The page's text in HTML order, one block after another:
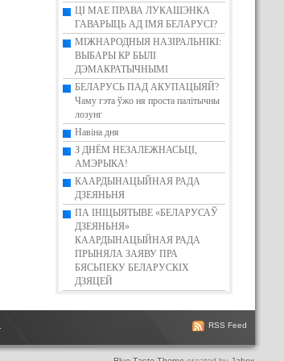
ЦІ МАЕ ПРАВА ЛУКАШЭНКА
ГАВАРЫЦЬ АД ІМЯ БЕЛАРУСІ?
МІЖНАРОДНЫЯ НАЗІРАЛЬНІКІ:
ВЫБАРЫ КР БЫЛІ
ДЭМАКРАТЫЧНЫМІ
БЕЛАРУСЬ ПАД АКУПАЦЫЯЙ?
Чаму гэта ўжо ня проста палітычны
лозунг
Навіна дня
З ДНЁМ НЕЗАЛЕЖНАСЬЦІ,
АМЭРЫКА!
КААРДЫНАЦЫЙНАЯ РАДА
ДЗЕЯНЬНЯ
ПА ІНІЦЫЯТЫВЕ «БЕЛАРУСАЎ
ДЗЕЯНЬНЯ»
КААРДЫНАЦЫЙНАЯ РАДА
ПРЫНЯЛА ЗАЯВУ ПРА
БЯСЬПЕКУ БЕЛАРУСКІХ
ДЗЯЦЕЙ
RSS Feed